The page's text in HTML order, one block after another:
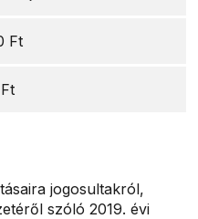
Ft
jogosultakról,
szóló 2019. évi